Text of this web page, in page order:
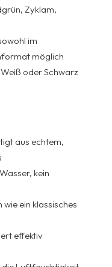
Zyklam,
im
möglich
oder Schwarz
aus echtem,
kein
wie ein klassisches
effektiv